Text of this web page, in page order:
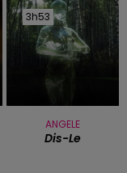
3h53
3h53
ANGELE
Dis-Le